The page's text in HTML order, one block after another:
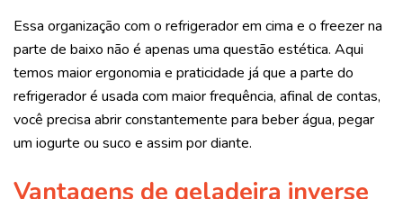
Essa organização com o refrigerador em cima e o freezer na
parte de baixo não é apenas uma questão estética. Aqui
temos maior ergonomia e praticidade já que a parte do
refrigerador é usada com maior frequência, afinal de contas,
você precisa abrir constantemente para beber água, pegar
um iogurte ou suco e assim por diante.
Vantagens de geladeira inverse